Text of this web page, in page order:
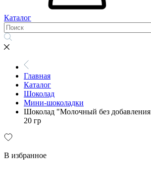
Каталог
Главная
Каталог
Шоколад
Мини-шоколадки
Шоколад "Молочный без добавления
20 гр
В избранное